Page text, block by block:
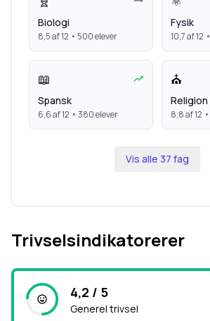
Biologi
8,5af 12 • 500elever
Fysik
10,7af 12 •
📖
Spansk
6,6af 12 • 380elever
⛪
Religion
8,8af 12 •
Vis alle 37 fag
Trivselsindikatorerer
4,2 / 5
Generel trivsel